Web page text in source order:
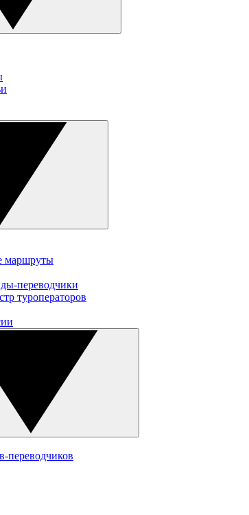
маршруты
переводчики
туроператоров
переводчиков